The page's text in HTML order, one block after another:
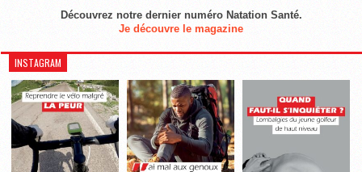
Découvrez notre dernier numéro Natation Santé.
Je découvre le magazine
INSTAGRAM